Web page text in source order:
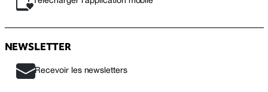
NEWSLETTER
Recevoir les newsletters